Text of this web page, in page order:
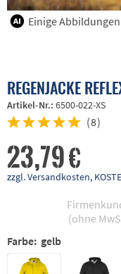
Einige
REGENJACKE
Artikel-Nr.: 6500-022-XS
(8)
23,79 €
zzgl. Versandkosten,
(ohne
Farbe: gelb